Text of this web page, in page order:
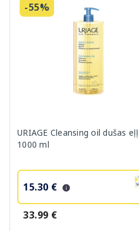
-55%
URIAGE Cleansing oil dušas
1000 ml
15.30 €
33.99 €